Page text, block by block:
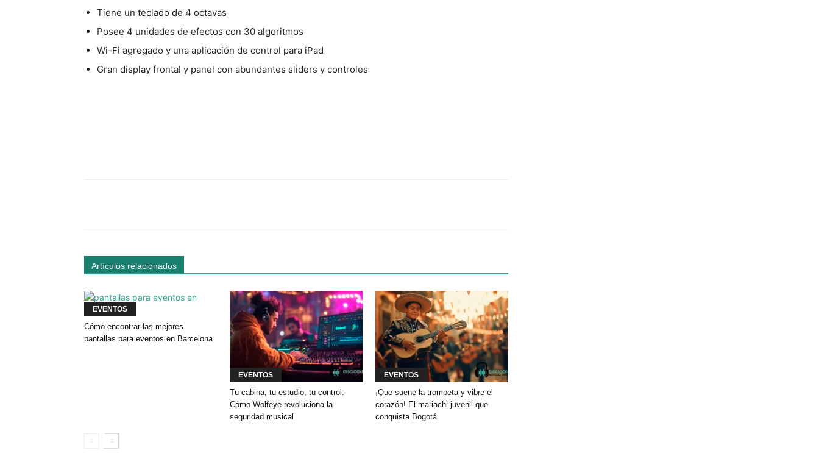
Tiene un teclado de 4 octavas
Posee 4 unidades de efectos con 30 algoritmos
Wi-Fi agregado y una aplicación de control para iPad
Gran display frontal y panel con abundantes sliders y controles
Artículos relacionados
EVENTOS
Cómo encontrar las mejores
pantallas para eventos en Barcelona
EVENTOS
Tu cabina, tu estudio, tu control:
Cómo Wolfeye revoluciona la
seguridad musical
EVENTOS
¡Que suene la trompeta y vibre el
corazón! El mariachi juvenil que
conquista Bogotá